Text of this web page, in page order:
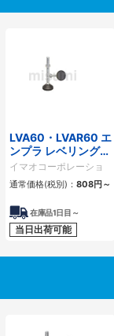
LVA60・LVAR60 エ
ンプラ レベリングパ
ッド
イマオコーポレーショ
ン
通常価格(税別)： 808円 ～
在庫品1日目～
当日出荷可能